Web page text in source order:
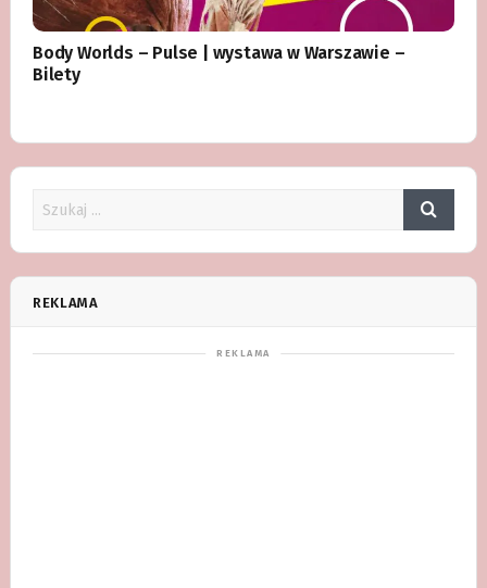
Body Worlds – Pulse | wystawa w Warszawie –
Bilety
REKLAMA